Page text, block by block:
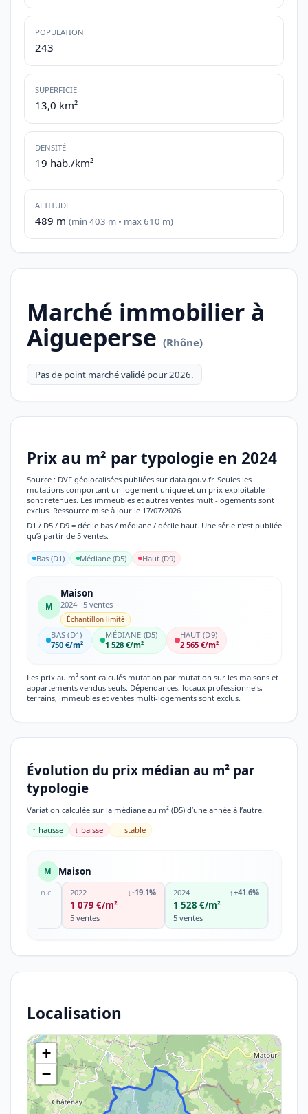
POPULATION
243
SUPERFICIE
13,0 km²
DENSITÉ
19 hab./km²
ALTITUDE
489 m (min 403 m • max 610 m)
Marché immobilier à
Aigueperse (Rhône)
Pas de point marché validé pour 2026.
Prix au m² par typologie en 2024
Source : DVF géolocalisées publiées sur data.gouv.fr. Seules les
mutations comportant un logement unique et un prix exploitable
sont retenues. Les immeubles et autres ventes multi-logements sont
exclus. Ressource mise à jour le 17/07/2026.
D1 / D5 / D9 = décile bas / médiane / décile haut. Une série n’est publiée
qu’à partir de 5 ventes.
Bas (D1) Médiane (D5) Haut (D9)
M
Maison
2024 · 5 ventes
Échantillon limité
BAS (D1)
750 €/m²
MÉDIANE (D5)
1 528 €/m²
HAUT (D9)
2 565 €/m²
Les prix au m² sont calculés mutation par mutation sur les maisons et
appartements vendus seuls. Dépendances, locaux professionnels,
terrains, immeubles et ventes multi-logements sont exclus.
Évolution du prix médian au m² par
typologie
Variation calculée sur la médiane au m² (D5) d’une année à l’autre.
↑ hausse
↓ baisse → stable
M Maison
n.c. 2022 ↓-19.1%
1 079 €/m²
5 ventes
2024 ↑+41.6%
1 528 €/m²
5 ventes
Localisation
+
−